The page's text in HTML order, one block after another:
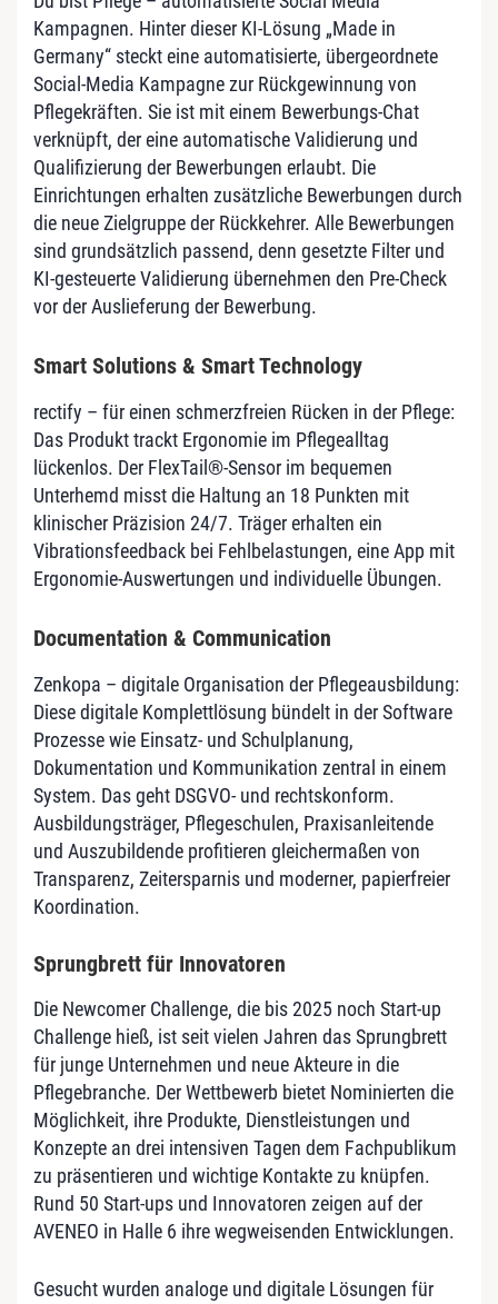
Kampagnen. Hinter dieser KI-Lösung „Made in
Germany“ steckt eine automatisierte, übergeordnete
Social-Media Kampagne zur Rückgewinnung von
Pflegekräften. Sie ist mit einem Bewerbungs-Chat
verknüpft, der eine automatische Validierung und
Qualifizierung der Bewerbungen erlaubt. Die
Einrichtungen erhalten zusätzliche Bewerbungen durch
die neue Zielgruppe der Rückkehrer. Alle Bewerbungen
sind grundsätzlich passend, denn gesetzte Filter und
KI-gesteuerte Validierung übernehmen den Pre-Check
vor der Auslieferung der Bewerbung.
Smart Solutions & Smart Technology
rectify – für einen schmerzfreien Rücken in der Pflege:
Das Produkt trackt Ergonomie im Pflegealltag
lückenlos. Der FlexTail®-Sensor im bequemen
Unterhemd misst die Haltung an 18 Punkten mit
klinischer Präzision 24/7. Träger erhalten ein
Vibrationsfeedback bei Fehlbelastungen, eine App mit
Ergonomie-Auswertungen und individuelle Übungen.
Documentation & Communication
Zenkopa – digitale Organisation der Pflegeausbildung:
Diese digitale Komplettlösung bündelt in der Software
Prozesse wie Einsatz- und Schulplanung,
Dokumentation und Kommunikation zentral in einem
System. Das geht DSGVO- und rechtskonform.
Ausbildungsträger, Pflegeschulen, Praxisanleitende
und Auszubildende profitieren gleichermaßen von
Transparenz, Zeitersparnis und moderner, papierfreier
Koordination.
Sprungbrett für Innovatoren
Die Newcomer Challenge, die bis 2025 noch Start-up
Challenge hieß, ist seit vielen Jahren das Sprungbrett
für junge Unternehmen und neue Akteure in die
Pflegebranche. Der Wettbewerb bietet Nominierten die
Möglichkeit, ihre Produkte, Dienstleistungen und
Konzepte an drei intensiven Tagen dem Fachpublikum
zu präsentieren und wichtige Kontakte zu knüpfen.
Rund 50 Start-ups und Innovatoren zeigen auf der
AVENEO in Halle 6 ihre wegweisenden Entwicklungen.
Gesucht wurden analoge und digitale Lösungen für